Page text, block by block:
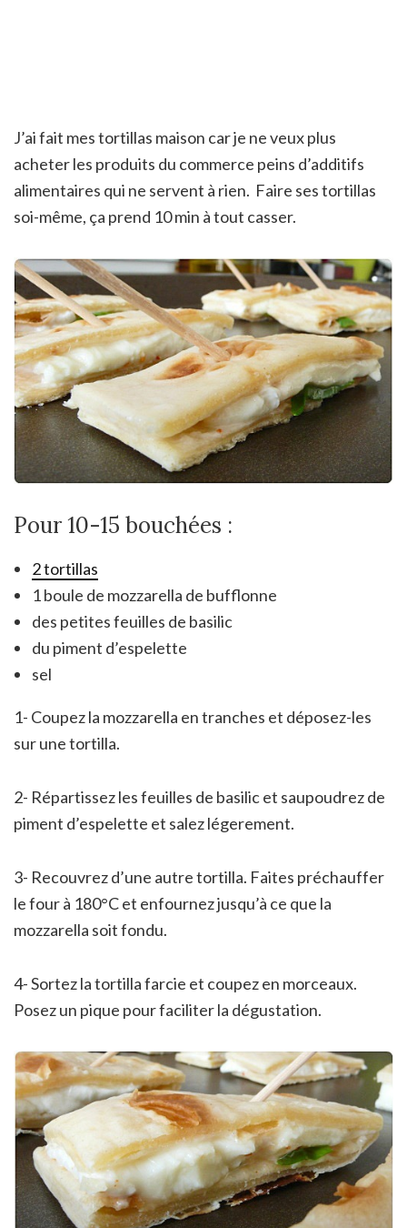
J’ai fait mes tortillas maison car je ne veux plus
acheter les produits du commerce peins d’additifs
alimentaires qui ne servent à rien. Faire ses tortillas
soi-même, ça prend 10 min à tout casser.
Pour 10-15 bouchées :
2 tortillas
1 boule de mozzarella de bufflonne
des petites feuilles de basilic
du piment d’espelette
sel
1- Coupez la mozzarella en tranches et déposez-les
sur une tortilla.
2- Répartissez les feuilles de basilic et saupoudrez de
piment d’espelette et salez légerement.
3- Recouvrez d’une autre tortilla. Faites préchauffer
le four à 180°C et enfournez jusqu’à ce que la
mozzarella soit fondu.
4- Sortez la tortilla farcie et coupez en morceaux.
Posez un pique pour faciliter la dégustation.